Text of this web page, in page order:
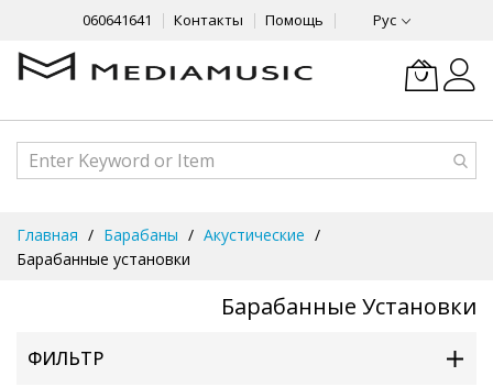
060641641 Контакты Помощь Рус
Content
Главная Барабаны
Акустические
Барабанные установки
Барабанные Установки
ФИЛЬТР